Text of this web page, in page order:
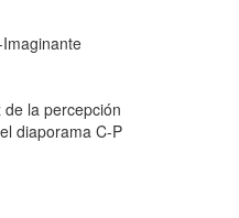
de la percepción
diaporama C-P